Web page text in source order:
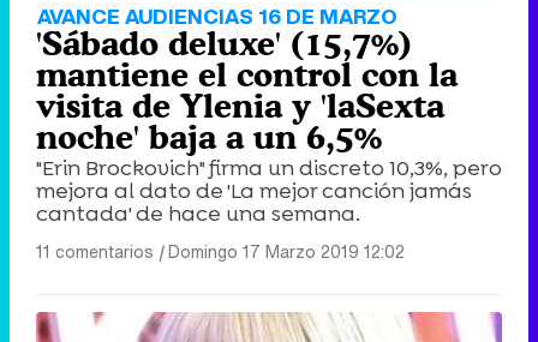
AVANCE AUDIENCIAS 16 DE MARZO
'Sábado deluxe' (15,7%)
mantiene el control con la
visita de Ylenia y 'laSexta
noche' baja a un 6,5%
"Erin Brockovich" firma un discreto 10,3%, pero
mejora al dato de 'La mejor canción jamás
cantada' de hace una semana.
11 comentarios |Domingo 17 Marzo 2019 12:02